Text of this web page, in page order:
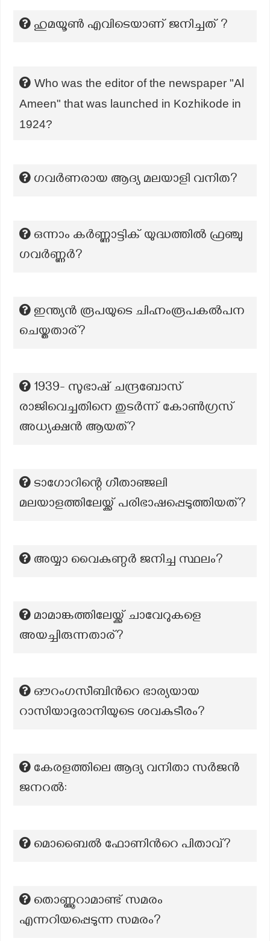
ഹുമയൂൺ എവിടെയാണ് ജനിച്ചത് ?
Who was the editor of the newspaper "Al
Ameen" that was launched in Kozhikode in
1924?
ഗവർണരായ ആദ്യ മലയാളി വനിത?
ഒന്നാം കർണ്ണാട്ടിക് യുദ്ധത്തിൽ ഫ്രഞ്ചു
ഗവർണ്ണർ?
ഇന്ത്യൻ രൂപയുടെ ചിഹ്നംരൂപകൽപന
ചെയ്തതാര്?
1939- സുഭാഷ് ചന്ദ്രബോസ്
രാജിവെച്ചതിനെ തുടർന്ന് കോൺഗ്രസ്
അധ്യക്ഷൻ ആയത്?
ടാഗോറിന്റെ ഗീതാഞ്ജലി
മലയാളത്തിലേയ്ക്ക് പരിഭാഷപ്പെടുത്തിയത്?
അയ്യാ വൈകുണ്ഠർ ജനിച്ച സ്ഥലം?
മാമാങ്കത്തിലേയ്ക്ക് ചാവേറുകളെ
അയച്ചിരുന്നതാര്?
ഔറംഗസീബിന്‍റെ ഭാര്യയായ
റാസിയാദുരാനിയുടെ ശവകുടീരം?
കേരളത്തിലെ ആദ്യ വനിതാ സർജൻ
ജനറൽ:
മൊബൈൽ ഫോണിന്‍റെ പിതാവ്?
തൊണ്ണൂറാമാണ്ട് സമരം
എന്നറിയപ്പെടുന്ന സമരം?